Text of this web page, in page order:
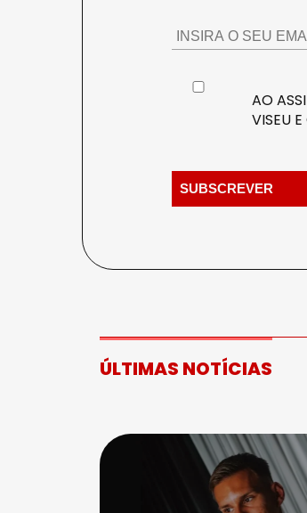
AO
VISEU
ÚLTIMAS NOTÍCIAS